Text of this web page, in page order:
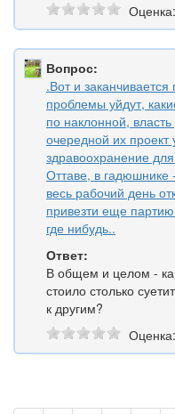
Оценка:
Вопрос:
.Вот и
проблемы уйдут,
по наклонной,
очередной их проект
здравоохранение
Оттаве, в гадюшнике
весь рабочий день
привезти еще
где нибудь..
Ответ:
В общем и целом -
стоило столько
к другим?
Оценка: